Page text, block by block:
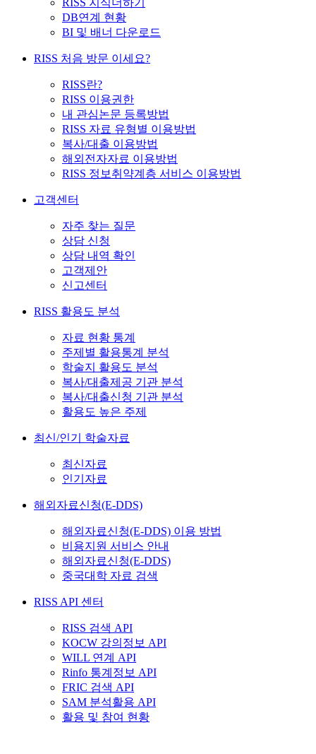
RISS 지식더하기
DB연계 현황
BI 및 배너 다운로드
RISS 처음 방문 이세요?
RISS란?
RISS 이용권한
내 관심논문 등록방법
RISS 자료 유형별 이용방법
복사/대출 이용방법
해외전자자료 이용방법
RISS 정보취약계층 서비스 이용방법
고객센터
자주 찾는 질문
상담 신청
상담 내역 확인
고객제안
신고센터
RISS 활용도 분석
자료 현황 통계
주제별 활용통계 분석
학술지 활용도 분석
복사/대출제공 기관 분석
복사/대출신청 기관 분석
활용도 높은 주제
최신/인기 학술자료
최신자료
인기자료
해외자료신청(E-DDS)
해외자료신청(E-DDS) 이용 방법
비용지원 서비스 안내
해외자료신청(E-DDS)
중국대학 자료 검색
RISS API 센터
RISS 검색 API
KOCW 강의정보 API
WILL 연계 API
Rinfo 통계정보 API
FRIC 검색 API
SAM 분석활용 API
활용 및 참여 현황